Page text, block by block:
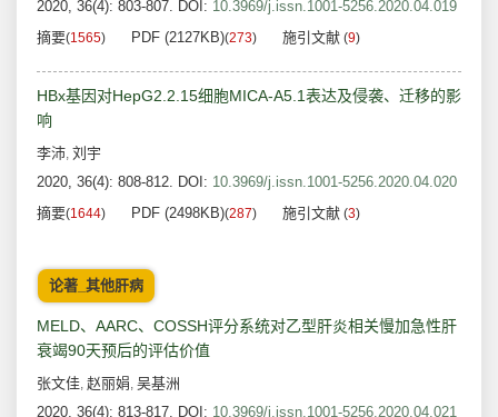
2020, 36(4): 803-807. DOI: 10.3969/j.issn.1001-5256.2020.04.019
摘要(1565) PDF (2127KB)(273) 施引文献 (9)
HBx基因对HepG2.2.15细胞MICA-A5.1表达及侵袭、迁移的影
响
李沛, 刘宇
2020, 36(4): 808-812. DOI: 10.3969/j.issn.1001-5256.2020.04.020
摘要(1644) PDF (2498KB)(287) 施引文献 (3)
论著_其他肝病
MELD、AARC、COSSH评分系统对乙型肝炎相关慢加急性肝
衰竭90天预后的评估价值
张文佳, 赵丽娟, 吴基洲
2020, 36(4): 813-817. DOI: 10.3969/j.issn.1001-5256.2020.04.021